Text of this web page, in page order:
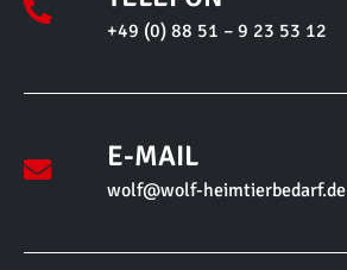
+49 (0) 88 51 – 9 23 53 12
E-MAIL
wolf@wolf-heimtierbedarf.de